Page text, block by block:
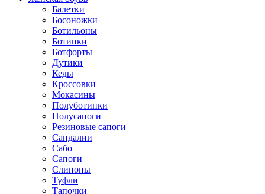
Балетки
Босоножки
Ботильоны
Ботинки
Ботфорты
Дутики
Кеды
Кроссовки
Мокасины
Полуботинки
Полусапоги
Резиновые сапоги
Сандалии
Сабо
Сапоги
Слипоны
Туфли
Тапочки